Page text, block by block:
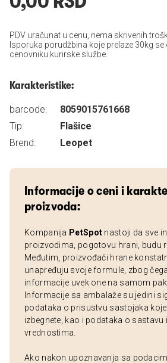
PDV uračunat u cenu, nema skrivenih
Isporuka porudžbina koje prelaze 30kg
cenovniku kurirske službe.
Karakteristike:
barcode:
8059015761668
Tip:
Flašice
Brend:
Leopet
Informacije o ceni i
proizvoda:
Kompanija PetSpot nastoji da sve
proizvodima, pogotovu hrani, budu
Međutim, proizvođači hrane
unapređuju svoje formule, zbog
informacije uvek one na samom
Informacije sa ambalaže su jedini
podataka o prisustvu sastojaka
izbegnete, kao i podataka o sastavu
vrednostima.
Ako nakon upoznavanja sa